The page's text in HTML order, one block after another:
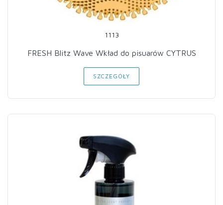
1113
FRESH Blitz Wave Wkład do pisuarów CYTRUS
SZCZEGÓŁY